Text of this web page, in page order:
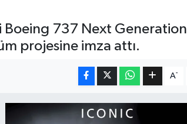
Boeing 737 Next Generation
projesine imza attı.
A-